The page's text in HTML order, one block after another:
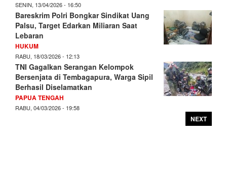
SENIN, 13/04/2026 - 16:50
Bareskrim Polri Bongkar Sindikat Uang
Palsu, Target Edarkan Miliaran Saat
Lebaran
HUKUM
RABU, 18/03/2026 - 12:13
TNI Gagalkan Serangan Kelompok
Bersenjata di Tembagapura, Warga Sipil
Berhasil Diselamatkan
PAPUA TENGAH
RABU, 04/03/2026 - 19:58
NEXT